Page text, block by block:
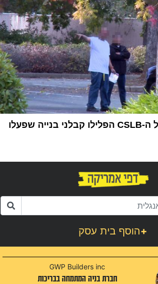
סוכנים סמויים של ה-CSLB הפלילו קבלני בנייה שפעלו
הוסף בית עסק+
GWP Builders inc
חברת בניה המתמחה בבריכות